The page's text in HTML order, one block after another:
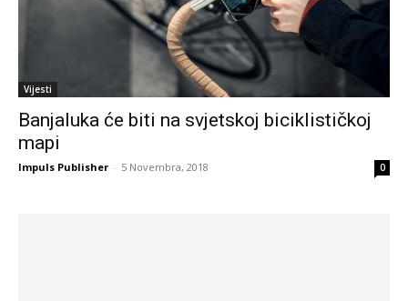
Vijesti
Banjaluka će biti na svjetskoj biciklističkoj
mapi
Impuls Publisher - 5 Novembra, 2018 0